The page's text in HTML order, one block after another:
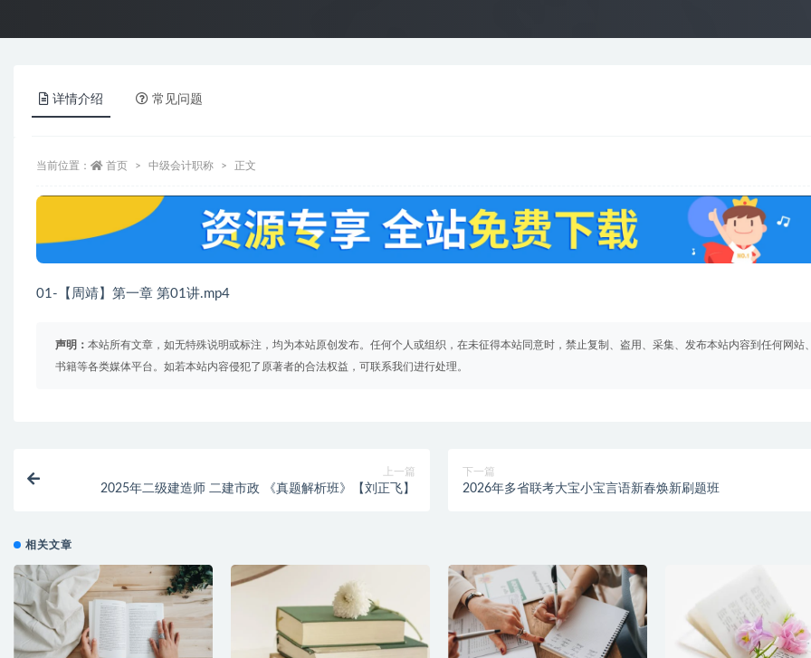
详情介绍 常见问题
当前位置： 首页 中级会计职称 正文
01-【周靖】第一章 第01讲.mp4
声明： 本站所有文章，如无特殊说明或标注，均为本站原创发布。任何个人或组织，在未征得本站同意时，禁止复制、盗用、采集、发布本站内容到任何网站、
书籍等各类媒体平台。如若本站内容侵犯了原著者的合法权益，可联系我们进行处理。
上一篇
2025年二级建造师 二建市政 《真题解析班》【刘正飞】
下一篇
2026年多省联考大宝小宝言语新春焕新刷题班
相关文章